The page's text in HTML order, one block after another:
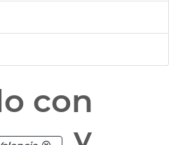
con